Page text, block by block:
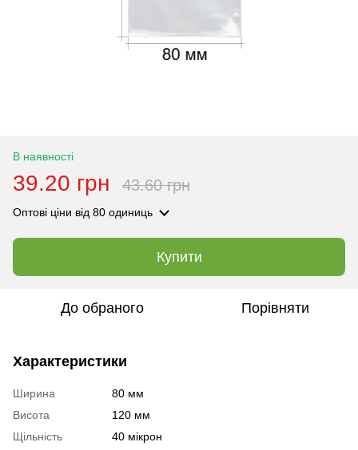
В наявності
39.20 грн 43.60 грн
Оптові ціни від 80 одиниць
Купити
До обраного Порівняти
Характеристики
Ширина
80 мм
Висота
120 мм
Щільність
40 мікрон